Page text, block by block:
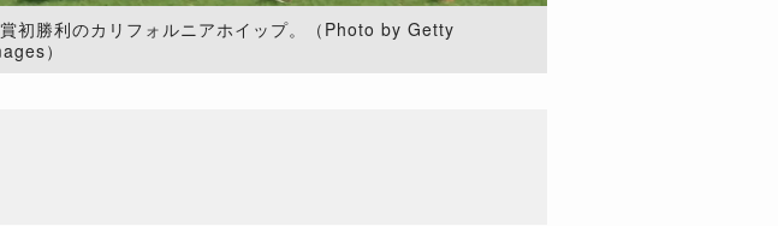
初勝利のカリフォルニアホイップ。（Photo by Getty
）